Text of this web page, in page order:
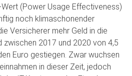
(Power Usage Effectiveness)
noch klimaschonender
Versicherer mehr Geld in die
zwischen 2017 und 2020 von 4,5
Euro gestiegen. Zwar wuchsen
in dieser Zeit, jedoch